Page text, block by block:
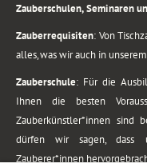
Zauberschulen, Seminaren
Zauberrequisiten: Von
alles, was wir auch in
Zauberschule: Für die
Ihnen die besten
Zauberkünstler*innen sind
dürfen wir sagen, dass
Zauberer*innen